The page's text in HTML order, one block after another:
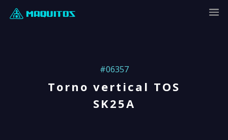
#06357
Torno vertical TOS
SK25A